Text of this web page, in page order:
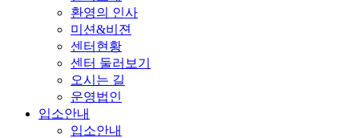
환영의 인사
미션&비젼
센터현황
센터 둘러보기
오시는 길
운영법인
입소안내
입소안내